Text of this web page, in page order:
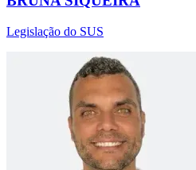
Legislação do SUS